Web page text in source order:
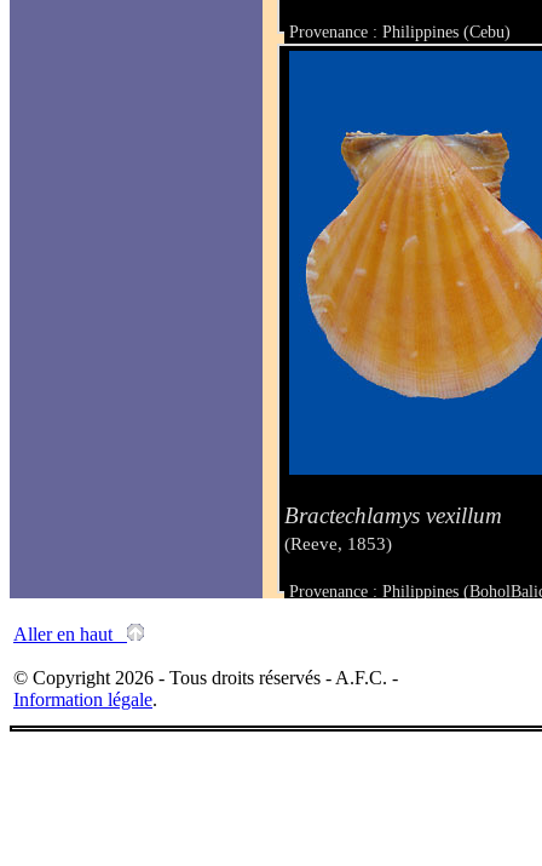
Provenance : Philippines (Cebu)
Taille : 45 x 48 mm
Bractechlamys vexillum
(Reeve, 1853)
Provenance : Philippines
Aller en haut
© Copyright 2026 - Tous droits réservés - A.F.C. -
Information légale.